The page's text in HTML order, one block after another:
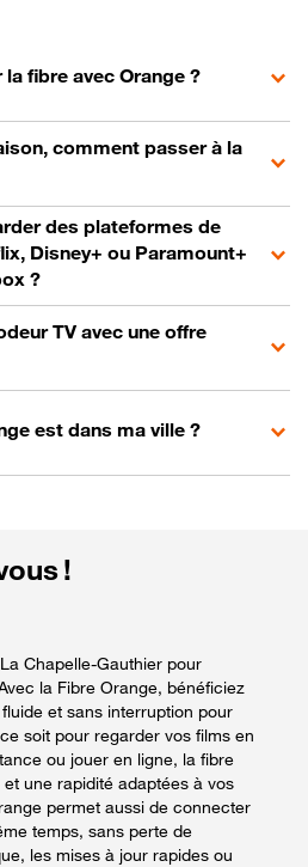
fibre avec Orange ?
comment passer à la
des plateformes de
Disney+ ou Paramount+
?
TV avec une offre
est dans ma ville ?
!
Chapelle-Gauthier pour
la Fibre Orange, bénéficiez
et sans interruption pour
soit pour regarder vos films en
ou jouer en ligne, la fibre
une rapidité adaptées à vos
permet aussi de connecter
temps, sans perte de
les mises à jour rapides ou